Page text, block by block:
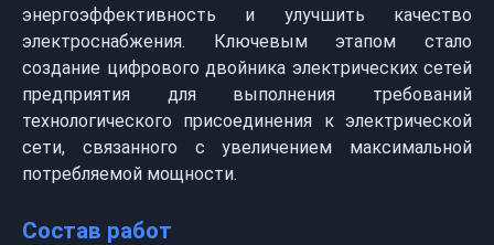
энергоэффективность и улучшить качество
электроснабжения. Ключевым этапом стало
создание цифрового двойника электрических сетей
предприятия для выполнения требований
технологического присоединения к электрической
сети, связанного с увеличением максимальной
потребляемой мощности.
Состав работ